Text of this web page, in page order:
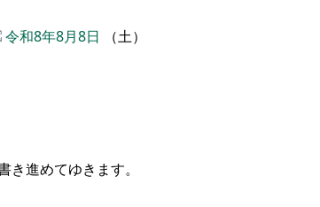
令和8年8月8日 （土）
き進めてゆきます。